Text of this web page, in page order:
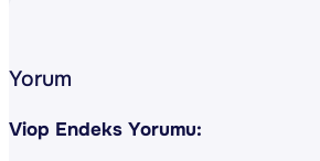
Yorum
Viop Endeks Yorumu: